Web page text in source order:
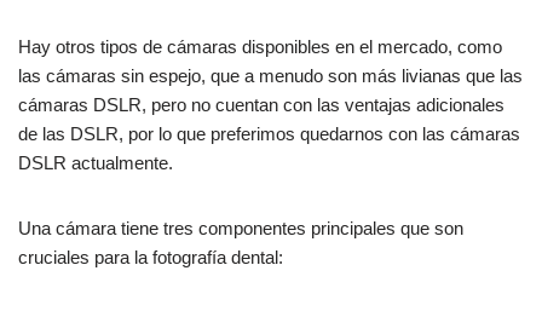
Hay otros tipos de cámaras disponibles en el mercado, como
las cámaras sin espejo, que a menudo son más livianas que las
cámaras DSLR, pero no cuentan con las ventajas adicionales
de las DSLR, por lo que preferimos quedarnos con las cámaras
DSLR actualmente.
Una cámara tiene tres componentes principales que son
cruciales para la fotografía dental: